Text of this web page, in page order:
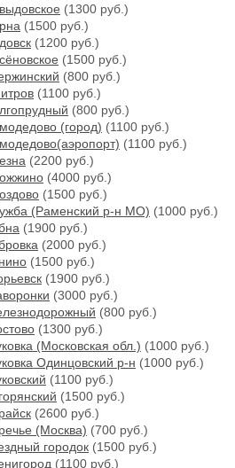
(1300 руб.)
(1500 руб.)
(1200 руб.)
(1500 руб.)
(800 руб.)
(1100 руб.)
(800 руб.)
(город) (1100 руб.)
(1100 руб.)
(2200 руб.)
(4000 руб.)
(1500 руб.)
(Раменский р-н МО) (1000 руб.)
(1900 руб.)
(2000 руб.)
(1500 руб.)
(1900 руб.)
(3000 руб.)
(800 руб.)
(1300 руб.)
(Московская обл.) (1000 руб.)
Одинцовский р-н (1000 руб.)
(1100 руб.)
(1500 руб.)
(2600 руб.)
(Москва) (700 руб.)
городок (1500 руб.)
(1100 руб.)